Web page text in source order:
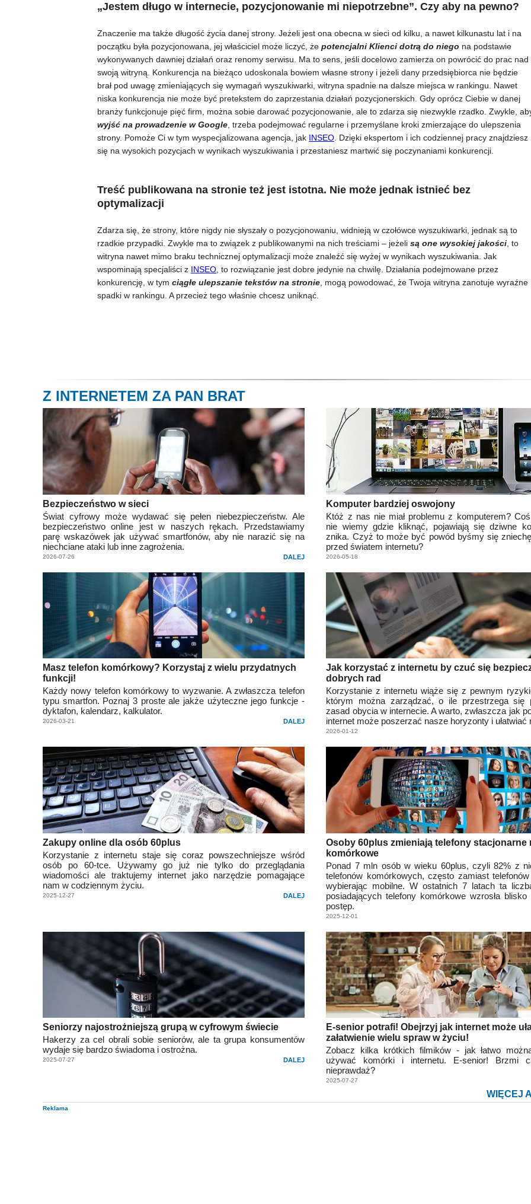
„Jestem długo w internecie, pozycjonowanie mi niepotrzebne”. Czy aby na pewno?
Znaczenie ma także długość życia danej strony. Jeżeli jest ona obecna w sieci od kilku, a nawet kilkunastu lat i na
początku była pozycjonowana, jej właściciel może liczyć, że potencjalni Klienci dotrą do niego na podstawie
wykonywanych dawniej działań oraz renomy serwisu. Ma to sens, jeśli docelowo zamierza on powrócić do prac nad
swoją witryną. Konkurencja na bieżąco udoskonala bowiem własne strony i jeżeli dany przedsiębiorca nie będzie
brał pod uwagę zmieniających się wymagań wyszukiwarki, witryna spadnie na dalsze miejsca w rankingu. Nawet
niska konkurencja nie może być pretekstem do zaprzestania działań pozycjonerskich. Gdy oprócz Ciebie w danej
branży funkcjonuje pięć firm, można sobie darować pozycjonowanie, ale to zdarza się niezwykle rzadko. Zwykle,
wyjść na prowadzenie w Google , trzeba podejmować regularne i przemyślane kroki zmierzające do ulepszenia
strony. Pomoże Ci w tym wyspecjalizowana agencja, jak INSEO . Dzięki ekspertom i ich codziennej pracy znajdziesz
się na wysokich pozycjach w wynikach wyszukiwania i przestaniesz martwić się poczynaniami konkurencji.
Treść publikowana na stronie też jest istotna. Nie może jednak istnieć bez
optymalizacji
Zdarza się, że strony, które nigdy nie słyszały o pozycjonowaniu, widnieją w czołówce wyszukiwarki, jednak są to
rzadkie przypadki. Zwykle ma to związek z publikowanymi na nich treściami – jeżeli są one wysokiej jakości , to
witryna nawet mimo braku technicznej optymalizacji może znaleźć się wyżej w wynikach wyszukiwania. Jak
wspominają specjaliści z INSEO , to rozwiązanie jest dobre jedynie na chwilę. Działania podejmowane przez
konkurencję, w tym ciągłe ulepszanie tekstów na stronie , mogą powodować, że Twoja witryna zanotuje wyraźne
spadki w rankingu. A przecież tego właśnie chcesz uniknąć.
Z INTERNETEM ZA PAN BRAT
Bezpieczeństwo w sieci
Świat cyfrowy może wydawać się pełen niebezpieczeństw. Ale
bezpieczeństwo online jest w naszych rękach. Przedstawiamy
parę wskazówek jak używać smartfonów, aby nie narazić się na
niechciane ataki lub inne zagrożenia.
2026-07-26 DALEJ
Komputer bardziej oswojony
Któż z nas nie miał problemu z komputerem?
nie wiemy gdzie kliknąć, pojawiają się dziwne
znika. Czyż to może być powód byśmy się
przed światem internetu?
2026-05-18
Masz telefon komórkowy? Korzystaj z wielu przydatnych
funkcji!
Każdy nowy telefon komórkowy to wyzwanie. A zwłaszcza telefon
typu smartfon. Poznaj 3 proste ale jakże użyteczne jego funkcje -
dyktafon, kalendarz, kalkulator.
2026-03-21 DALEJ
Jak korzystać z internetu by czuć się
dobrych rad
Korzystanie z internetu wiąże się z pewnym
którym można zarządzać, o ile przestrzega się
zasad obycia w internecie. A warto, zwłaszcza jak
internet może poszerzać nasze horyzonty i ułatwiać
2026-01-12
Zakupy online dla osób 60plus
Korzystanie z internetu staje się coraz powszechniejsze wśród
osób po 60-tce. Używamy go już nie tylko do przeglądania
wiadomości ale traktujemy internet jako narzędzie pomagające
nam w codziennym życiu.
2025-12-27 DALEJ
Osoby 60plus zmieniają telefony stacjonarne
komórkowe
Ponad 7 mln osób w wieku 60plus, czyli 82% z
telefonów komórkowych, często zamiast
wybierając mobilne. W ostatnich 7 latach ta
posiadających telefony komórkowe wzrosła blisko
postęp.
2025-12-01
Seniorzy najostrożniejszą grupą w cyfrowym świecie
Hakerzy za cel obrali sobie seniorów, ale ta grupa konsumentów
wydaje się bardzo świadoma i ostrożna.
2025-07-27 DALEJ
E-senior potrafi! Obejrzyj jak internet może
załatwienie wielu spraw w życiu!
Zobacz kilka krótkich filmików - jak łatwo
używać komórki i internetu. E-senior! Brzmi
nieprawdaż?
2025-07-27
WIĘCEJ
Reklama